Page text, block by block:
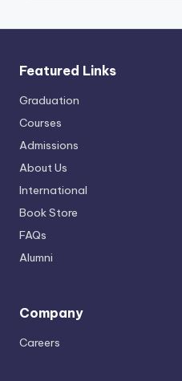
Featured Links
Graduation
Courses
Admissions
About Us
International
Book Store
FAQs
Alumni
Company
Careers